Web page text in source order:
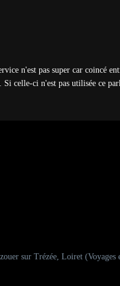
n'est pas super car coincé
celle-ci n'est pas utilisée ce